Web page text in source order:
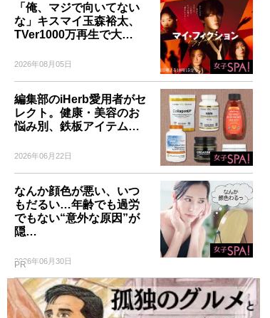
「俺、マジで向いてない
な」キスマイ玉森裕太、
TVer1000万再生で大…
2026年08月05日
編集部のiHerb愛用者がセ
レクト。健康・美容のお
悩み別、鉄板アイテム…
2026年06月22日
なんか顔色が悪い、いつ
もだるい…年齢でも過労
でもない“意外な原因”が
隠…
2026年06月30日
PR